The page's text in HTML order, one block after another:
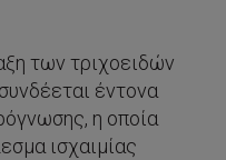
των τριχοειδών
έντονα
η οποία
ισχαιμίας